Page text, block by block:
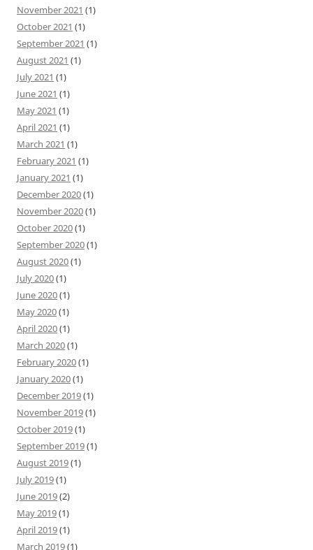
November 2021 (1)
October 2021 (1)
September 2021 (1)
August 2021 (1)
July 2021 (1)
June 2021 (1)
May 2021 (1)
April 2021 (1)
March 2021 (1)
February 2021 (1)
January 2021 (1)
December 2020(1)
November 2020(1)
October 2020(1)
September 2020(1)
August 2020(1)
July 2020(1)
June 2020(1)
May 2020(1)
April 2020(1)
March 2020(1)
February 2020(1)
January 2020(1)
December 2019(1)
November 2019(1)
October 2019(1)
September 2019(1)
August 2019(1)
July 2019(1)
June 2019(2)
May 2019(1)
April 2019(1)
March 2019(1)